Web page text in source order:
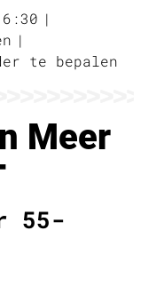
te bepalen
Meer
55-